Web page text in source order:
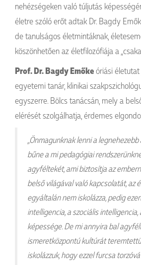
nehézségeken való túljutás
életre szóló erőt adtak Dr. Bagdy
de tanulságos életmintáknak,
köszönhetően az életfilozófiája a
Prof. Dr. Bagdy Emőkeóriási életutat
egyetemi tanár, klinikai
egyszerre. Bölcs tanácsán, mely a
elérését szolgálhatja, érdemes
„Önmagunknak lenni a
bűne a mi pedagógiai
agyféltekét, ami biztosítja az
belső világával való kapcsolatát, az
egyáltalán nem iskolázza, pedig
intelligencia, a szociális intelligencia,
képessége. De mi annyira bal
ismeretközpontú kultúrát
iskolázzuk, hogy ezzel furcsa